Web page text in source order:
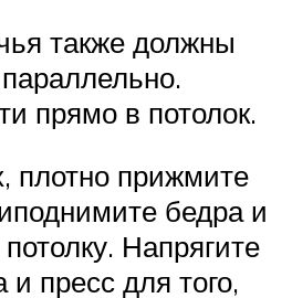
также должны
прямо в потолок.
плотно прижмите
бедра и
Напрягите
пресс для того,